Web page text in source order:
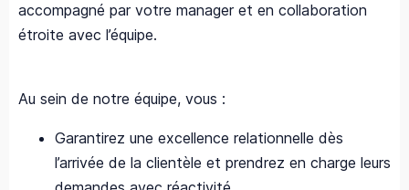
accompagné par votre manager et en collaboration
étroite avec l’équipe.
Au sein de notre équipe, vous :
Garantirez une excellence relationnelle dès
l’arrivée de la clientèle et prendrez en charge leurs